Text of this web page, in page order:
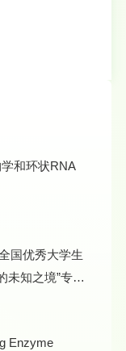
和环状RNA
国优秀大学生
未知之境”专家
Enzyme